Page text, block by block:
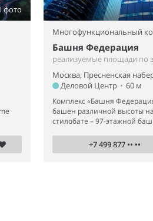
фото
Многофункциональный
Башня Федерация
реализуемые площади по
Москва, Пресненская
Деловой Центр • 60 м
Комплекс «Башня
башен различной высоты
стилобате – 97-этажной
+7 499 877 •• ••